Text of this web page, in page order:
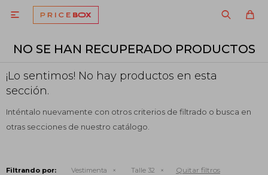

NO SE HAN RECUPERADO PRODUCTOS
¡Lo sentimos! No hay productos en esta
sección.
Inténtalo nuevamente con otros criterios de filtrado o busca en
otras secciones de nuestro catálogo.
Filtrando por: Vestimenta Talle 32 Quitar filtros